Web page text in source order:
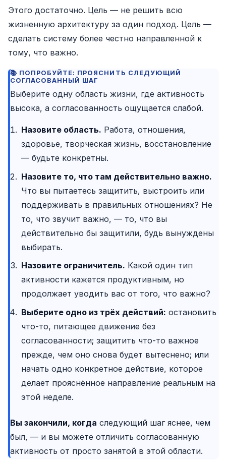
Этого достаточно. Цель — не решить всю
жизненную архитектуру за один подход. Цель —
сделать систему более честно направленной к
тому, что важно.
ПОПРОБУЙТЕ: ПРОЯСНИТЬ СЛЕДУЮЩИЙ
СОГЛАСОВАННЫЙ ШАГ
Выберите одну область жизни, где активность
высока, а согласованность ощущается слабой.
Назовите область. Работа, отношения,
здоровье, творческая жизнь, восстановление
— будьте конкретны.
Назовите то, что там действительно важно.
Что вы пытаетесь защитить, выстроить или
поддерживать в правильных отношениях? Не
то, что звучит важно, — то, что вы
действительно бы защитили, будь вынуждены
выбирать.
Назовите ограничитель. Какой один тип
активности кажется продуктивным, но
продолжает уводить вас от того, что важно?
Выберите одно из трёх действий: остановить
что-то, питающее движение без
согласованности; защитить что-то важное
прежде, чем оно снова будет вытеснено; или
начать одно конкретное действие, которое
делает прояснённое направление реальным на
этой неделе.
Вы закончили, когда следующий шаг яснее, чем
был, — и вы можете отличить согласованную
активность от просто занятой в этой области.